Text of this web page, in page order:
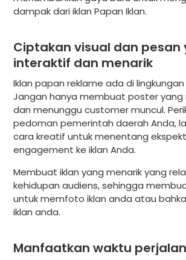
dampak dari iklan Papan Iklan.
Ciptakan visual dan pesan
interaktif dan menarik
Iklan papan reklame ada di
Jangan hanya membuat poster yang
dan menunggu customer muncul.
pedoman pemerintah daerah Anda,
cara kreatif untuk menentang
engagement ke iklan Anda.
Membuat iklan yang menarik yang
kehidupan audiens, sehingga
untuk memfoto iklan anda atau
iklan anda.
Manfaatkan waktu